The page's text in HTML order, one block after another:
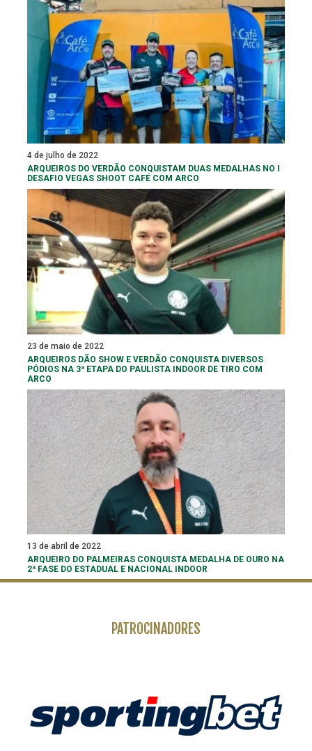
4 de julho de 2022
ARQUEIROS DO VERDÃO CONQUISTAM DUAS MEDALHAS NO I
DESAFIO VEGAS SHOOT CAFÉ COM ARCO
23 de maio de 2022
ARQUEIROS DÃO SHOW E VERDÃO CONQUISTA DIVERSOS
PÓDIOS NA 3ª ETAPA DO PAULISTA INDOOR DE TIRO COM
ARCO
13 de abril de 2022
ARQUEIRO DO PALMEIRAS CONQUISTA MEDALHA DE OURO NA
2ª FASE DO ESTADUAL E NACIONAL INDOOR
PATROCINADORES